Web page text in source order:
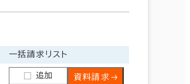
一括請求リスト
追加 資料請求